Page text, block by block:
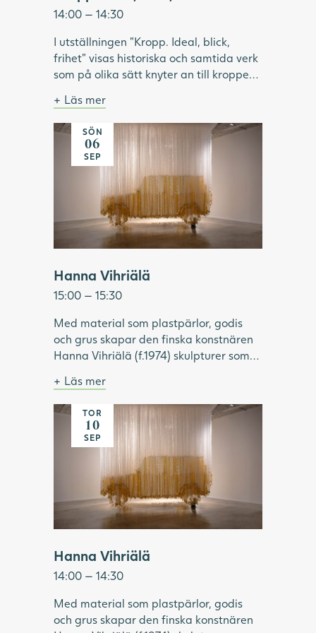
14:00 — 14:30
I utställningen "Kropp. Ideal, blick,
frihet" visas historiska och samtida verk
som på olika sätt knyter an till kroppen.
format och omformat idéer om kropp
och skönhet. Vilken roll har modellen
haft inom konsthistorien? Vilka kroppar
har visats upp och utifrån vems blick? Vi
tittar på konstnärskap som utmanar
kroppsliga ideal och ser exempel på
konstnärer som använder kroppen som
verktyg för frigörelse.
Bild: Julia Peirone, Ocean Dream ur
serien Diamonds Dancing, 2017,
Göteborgs konstmuseum.
Läs mer
Många hängande band skapar bilden av en
gul bil
SÖN
06
SEP
Hanna Vihriälä
15:00 — 15:30
Med material som plastpärlor, godis
och grus skapar den finska konstnären
Hanna Vihriälä (f.1974) skulpturer som
och sällan uppmärksammade i konsten.
Genom att för hand trä godis eller
akrylpärlor på stålvajrar, skapar
Vihriälä installationer som kan innehålla
upp till 350 000 delar. Tillsammans
bildar de en illusorisk helhet, i verk som
är både komplexa, lekfulla och sinnliga.
Under visningen fördjupar vi oss i
utställningen "Same Moment of
Pleasure" och Hanna Vihriäläs
konstnärskap.
Bild: Hanna Vihriälä, Mercedes-Benz G-
klass, 2022. Foto: Hossein Sehatlou,
Göteborgs konstmuseum.
Läs mer
Många hängande band skapar bilden av en
gul bil
TOR
10
SEP
Hanna Vihriälä
14:00 — 14:30
Med material som plastpärlor, godis
och grus skapar den finska konstnären